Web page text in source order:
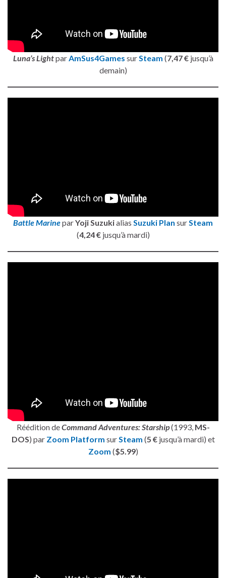
Luna’s LightparAmSus4Games surSteam (7,47 €jusqu’à
demain)
Battle MarineparYoji Suzukialias Suzuki Plan surSteam
(4,24 €jusqu’à mardi)
Réédition deCommand Adventures: Starship(1993, MS-
DOS) par Zoom Platform surSteam (5 €jusqu’à mardi) et
Zoom ($5.99)